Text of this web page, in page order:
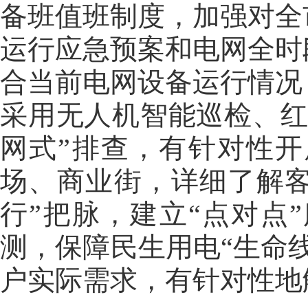
备班值班制度，加强对
运行应急预案和电网全
合当前电网设备运行情
采用无人机智能巡检、
网式”排查，有针对性
场、商业街，详细了解
行”把脉，建立“点对点
测，保障民生用电“生命
户实际需求，有针对性